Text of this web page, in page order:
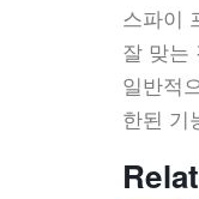
스파이
잘 맞는
일반적
한된 기